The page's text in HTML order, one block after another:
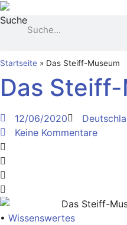
Zum
Inhalt
springen
Suche
Startseite » Das Steiff-Museum
Das
12/06/2020
Keine Kommentare
• Wissenswertes